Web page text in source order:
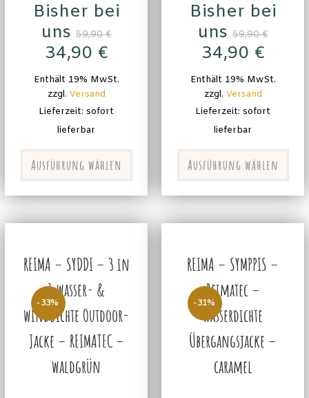
Bisher bei
uns 59,90€
34,90 €
Enthält 19% MwSt.
zzgl. Versand
Lieferzeit: sofort
lieferbar
Ausführung wählen
Bisher bei
uns 59,90€
34,90 €
Enthält 19% MwSt.
zzgl. Versand
Lieferzeit: sofort
lieferbar
Ausführung wählen
-33%
REIMA – SYDDI – 3 in
1 wasser- &
winddichte Outdoor-
Jacke – REIMATEC –
waldgrün
-31%
REIMA – SYMPPIS –
Reimatec –
wasserdichte
Übergangsjacke –
caramel